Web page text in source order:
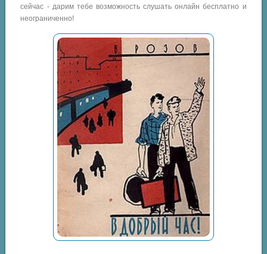
сейчас - дарим тебе возможность слушать онлайн бесплатно и
неограниченно!